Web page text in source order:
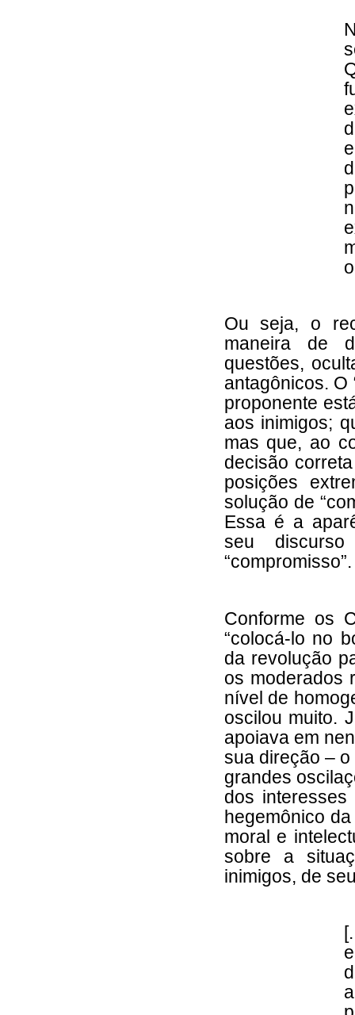
Ou seja, o
maneira de
questões,
antagônicos. O
proponente
aos inimigos;
mas que, ao
decisão
posições
solução de
Essa é a
seu
“compromisso”.
Conforme os
“colocá-lo no
da revolução
os moderados
nível de
oscilou muito.
apoiava em
sua direção –
grandes
dos
hegemônico
moral e
sobre a
inimigos, de